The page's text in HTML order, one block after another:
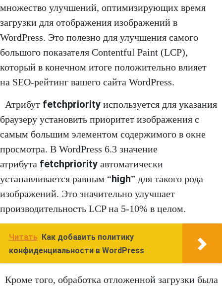
множество улучшений, оптимизирующих время
загрузки для отображения изображений в
WordPress. Это полезно для улучшения самого
большого показателя Contentful Paint (LCP),
который в конечном итоге положительно влияет
на SEO-рейтинг вашего сайта WordPress.
Атрибут fetchpriority используется для указания
браузеру установить приоритет изображения с
самым большим элементом содержимого в окне
просмотра. В WordPress 6.3 значение
атрибута fetchpriority автоматически
устанавливается равным “high” для такого рода
изображений. Это значительно улучшает
производительность LCP на 5-10% в целом.
Читать
Как добавить политику
конфиденциальности в WordPress
Кроме того, обработка отложенной загрузки была